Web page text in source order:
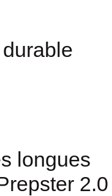
longues
2.0